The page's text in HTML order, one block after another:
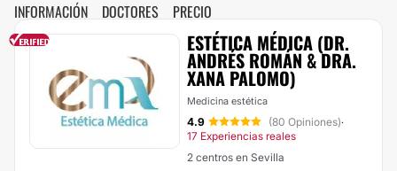
INFORMACIÓN DOCTORES PRECIO
ESTÉTICA MÉDICA (DR.
ANDRÉS ROMÁN & DRA.
XANA PALOMO)
Medicina estética
4.9 (80 Opiniones)·
17 Experiencias reales
2 centros en Sevilla